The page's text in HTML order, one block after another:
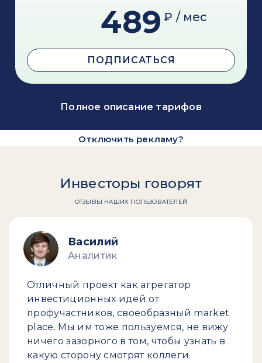
489 ₽ / мес
ПОДПИСАТЬСЯ
Полное описание тарифов
Отключить рекламу?
Инвесторы говорят
ОТЗЫВЫ НАШИХ ПОЛЬЗОВАТЕЛЕЙ
Василий
Аналитик
Отличный проект как агрегатор
инвестиционных идей от
профучастников, своеобразный market
place. Мы им тоже пользуемся, не вижу
ничего зазорного в том, чтобы узнать в
какую сторону смотрят коллеги.